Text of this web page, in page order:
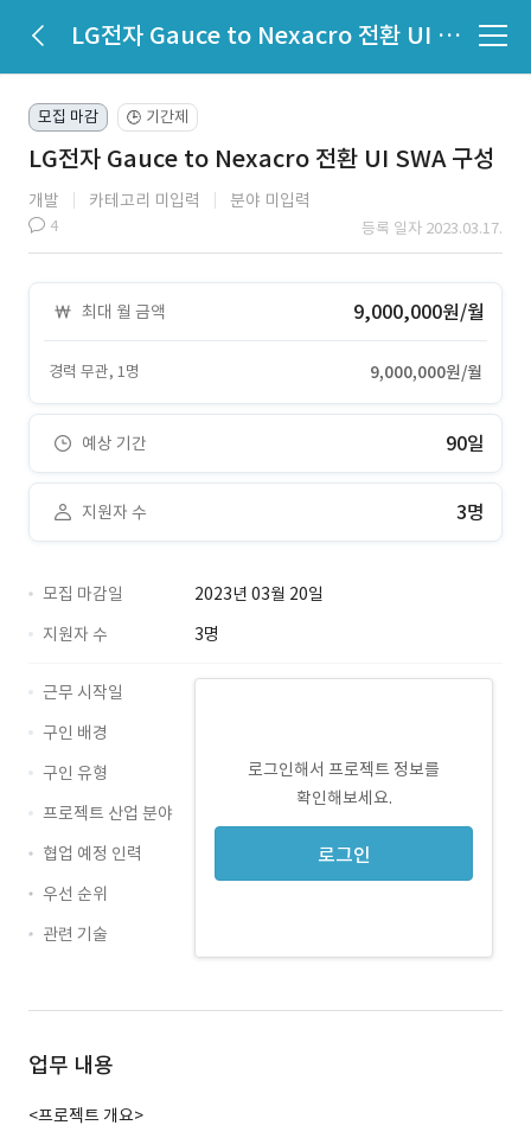
LG전자 Gauce to Nexacro 전환 UI SWA 구성
모집 마감 🕒 기간제
LG전자 Gauce to Nexacro 전환 UI SWA 구성
개발 카테고리 미입력 분야 미입력
4 등록 일자 2023.03.17.
최대 월 금액 9,000,000원/월
경력 무관, 1명 9,000,000원/월
예상 기간 90일
지원자 수 3명
모집 마감일
2023년 03월 20일
지원자 수
3명
로그인해서 프로젝트 정보를
확인해보세요.
로그인
근무 시작일
구인 배경
구인 유형
프로젝트 산업 분야
협업 예정 인력
우선 순위
관련 기술
업무 내용
<프로젝트 개요>